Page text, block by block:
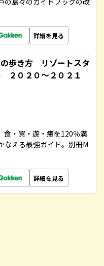
詳細を見る
歩き方 リゾートスタ
０２０～２０２１
食・買・遊・癒を120％満
える最強ガイド。別冊M
詳細を見る